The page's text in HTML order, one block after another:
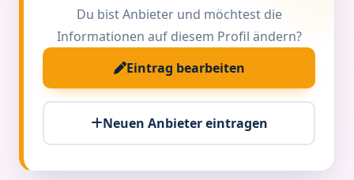
Du bist Anbieter und möchtest die
Informationen auf diesem Profil ändern?
Eintrag bearbeiten
Neuen Anbieter eintragen